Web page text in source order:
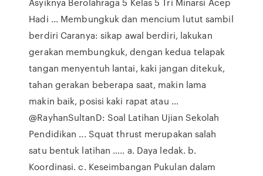
Hadi ... Membungkuk dan mencium lutut sambil
berdiri Caranya: sikap awal berdiri, lakukan
gerakan membungkuk, dengan kedua telapak
tangan menyentuh lantai, kaki jangan ditekuk,
tahan gerakan beberapa saat, makin lama
makin baik, posisi kaki rapat atau …
@RayhanSultanD: Soal Latihan Ujian Sekolah
Pendidikan ... Squat thrust merupakan salah
satu bentuk latihan ….. a. Daya ledak. b.
Koordinasi. c. Keseimbangan Pukulan dalam